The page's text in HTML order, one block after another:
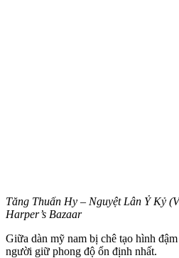
Tăng Thuấn Hy – Nguyệt Lân Ỷ Kỷ
Harper’s Bazaar
Giữa dàn mỹ nam bị chê tạo hình
người giữ phong độ ổn định nhất.